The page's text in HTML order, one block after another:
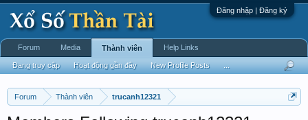
Đăng nhập | Đăng ký
Forum Thành viên trucanh12321
Forum Media Thành viên
Đang truy cập Hoạt động gần đây New Profile Posts
Help Links